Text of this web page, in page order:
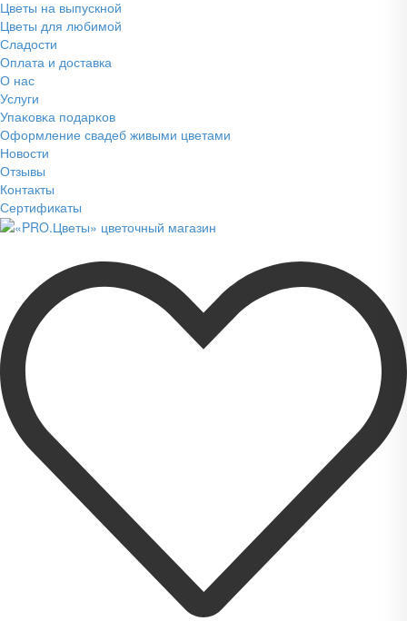
Цветы на выпускной
Цветы для любимой
Сладости
Оплата и доставка
О нас
Услуги
Упаĸовĸа подарĸов
Оформление свадеб живыми цветами
Новости
Отзывы
Контакты
Сертификаты